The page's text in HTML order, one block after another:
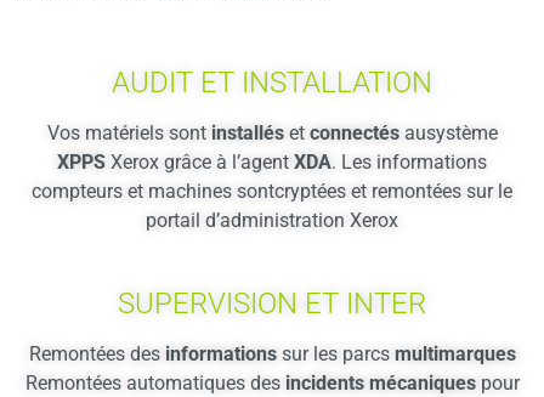
AUDIT ET INSTALLATION
Vos matériels sont installéset connectésausystème
XPPS Xerox grâce à l’agent XDA. Les informations
compteurs et machines sontcryptées et remontées sur le
portail d’administration Xerox
SUPERVISION ET INTER
Remontées des informationssur les parcs multimarques
Remontées automatiques des incidents mécaniquespour